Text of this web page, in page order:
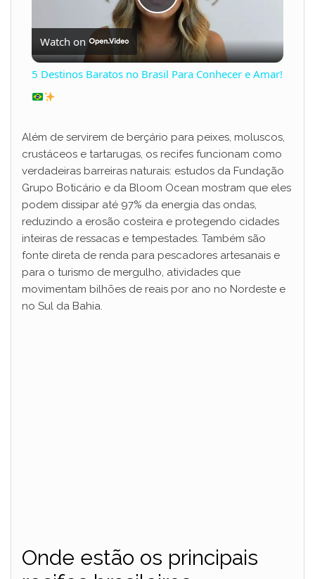
P
l
y
V
i
d
Watch on
5 Destinos Baratos no Brasil Para Conhecer e Amar!
Além de servirem de berçário para peixes, moluscos,
crustáceos e tartarugas, os recifes funcionam como
verdadeiras barreiras naturais: estudos da Fundação
Grupo Boticário e da Bloom Ocean mostram que eles
podem dissipar até 97% da energia das ondas,
reduzindo a erosão costeira e protegendo cidades
inteiras de ressacas e tempestades. Também são
fonte direta de renda para pescadores artesanais e
para o turismo de mergulho, atividades que
movimentam bilhões de reais por ano no Nordeste e
no Sul da Bahia.
Onde estão os principais